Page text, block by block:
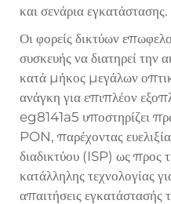
και σενάρια εγκατάστασης.
Οι φορείς δικτύων
συσκευής να διατηρεί την
κατά μήκος μεγάλων
ανάγκη για επιπλέον
eg8141a5 υποστηρίζει
PON, παρέχοντας
διαδικτύου (ISP) ως προς
κατάλληλης τεχνολογίας
απαιτήσεις εγκατάστασής